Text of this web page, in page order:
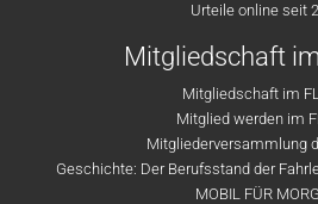
Urteile online seit
Mitgliedschaft
Mitgliedschaft im
Mitglied werden im
Mitgliederversammlung
Geschichte: Der Berufsstand der
MOBIL FÜR